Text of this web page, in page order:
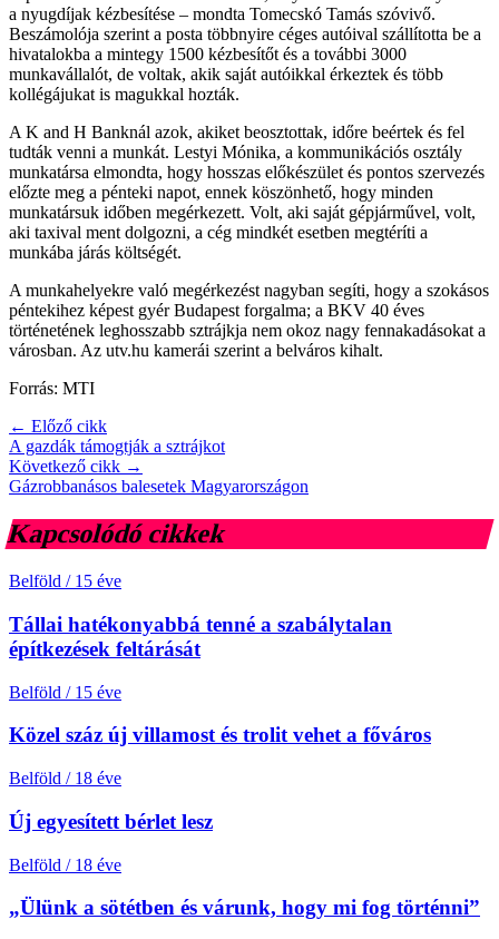
a nyugdíjak kézbesítése – mondta Tomecskó Tamás szóvivő.
Beszámolója szerint a posta többnyire céges autóival szállította be a
hivatalokba a mintegy 1500 kézbesítőt és a további 3000
munkavállalót, de voltak, akik saját autóikkal érkeztek és több
kollégájukat is magukkal hozták.
A K and H Banknál azok, akiket beosztottak, időre beértek és fel
tudták venni a munkát. Lestyi Mónika, a kommunikációs osztály
munkatársa elmondta, hogy hosszas előkészület és pontos szervezés
előzte meg a pénteki napot, ennek köszönhető, hogy minden
munkatársuk időben megérkezett. Volt, aki saját gépjárművel, volt,
aki taxival ment dolgozni, a cég mindkét esetben megtéríti a
munkába járás költségét.
A munkahelyekre való megérkezést nagyban segíti, hogy a szokásos
péntekihez képest gyér Budapest forgalma; a BKV 40 éves
történetének leghosszabb sztrájkja nem okoz nagy fennakadásokat a
városban. Az utv.hu kamerái szerint a belváros kihalt.
Forrás: MTI
← Előző cikk
A gazdák támogtják a sztrájkot
Következő cikk →
Gázrobbanásos balesetek Magyarországon
Kapcsolódó cikkek
Belföld / 15 éve
Tállai hatékonyabbá tenné a szabálytalan
építkezések feltárását
Belföld / 15 éve
Közel száz új villamost és trolit vehet a főváros
Belföld / 18 éve
Új egyesített bérlet lesz
Belföld / 18 éve
„Ülünk a sötétben és várunk, hogy mi fog történni”